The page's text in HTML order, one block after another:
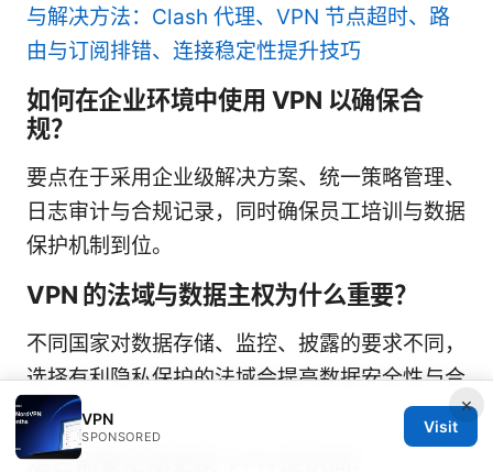
与解决方法：Clash 代理、VPN 节点超时、路
由与订阅排错、连接稳定性提升技巧
如何在企业环境中使用 VPN 以确保合
规？
要点在于采用企业级解决方案、统一策略管理、
日志审计与合规记录，同时确保员工培训与数据
保护机制到位。
VPN 的法域与数据主权为什么重要？
不同国家对数据存储、监控、披露的要求不同，
选择有利隐私保护的法域会提高数据安全性与合
规性。
是否需要定期更换 VPN 提供商？
×
VPN
SPONSORED
Visit